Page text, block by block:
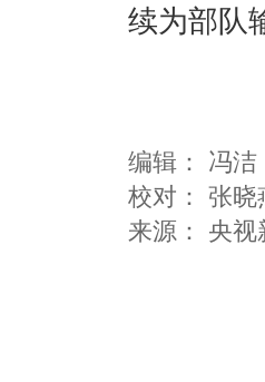
续为部队
编辑： 冯洁
校对： 张晓